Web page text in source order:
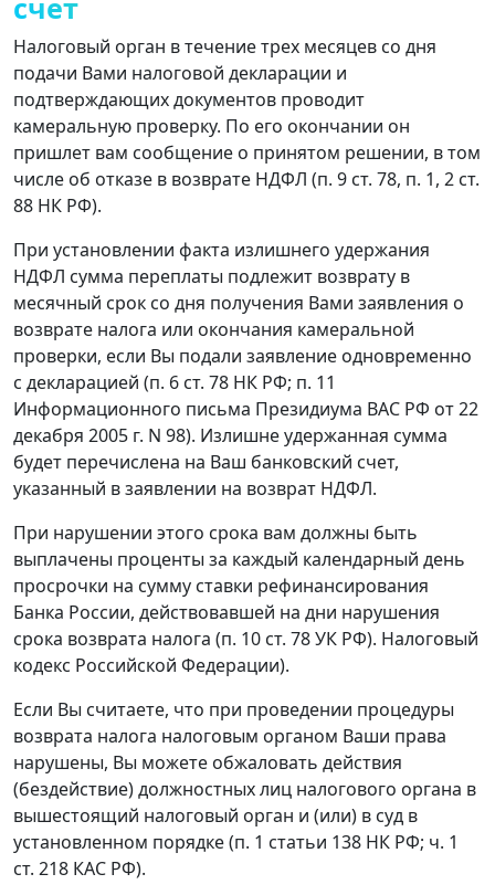
счет
Налоговый орган в течение трех месяцев со дня
подачи Вами налоговой декларации и
подтверждающих документов проводит
камеральную проверку. По его окончании он
пришлет вам сообщение о принятом решении, в том
числе об отказе в возврате НДФЛ (п. 9 ст. 78, п. 1, 2 ст.
88 НК РФ).
При установлении факта излишнего удержания
НДФЛ сумма переплаты подлежит возврату в
месячный срок со дня получения Вами заявления о
возврате налога или окончания камеральной
проверки, если Вы подали заявление одновременно
с декларацией (п. 6 ст. 78 НК РФ; п. 11
Информационного письма Президиума ВАС РФ от 22
декабря 2005 г. N 98). Излишне удержанная сумма
будет перечислена на Ваш банковский счет,
указанный в заявлении на возврат НДФЛ.
При нарушении этого срока вам должны быть
выплачены проценты за каждый календарный день
просрочки на сумму ставки рефинансирования
Банка России, действовавшей на дни нарушения
срока возврата налога (п. 10 ст. 78 УК РФ). Налоговый
кодекс Российской Федерации).
Если Вы считаете, что при проведении процедуры
возврата налога налоговым органом Ваши права
нарушены, Вы можете обжаловать действия
(бездействие) должностных лиц налогового органа в
вышестоящий налоговый орган и (или) в суд в
установленном порядке (п. 1 статьи 138 НК РФ; ч. 1
ст. 218 КАС РФ).